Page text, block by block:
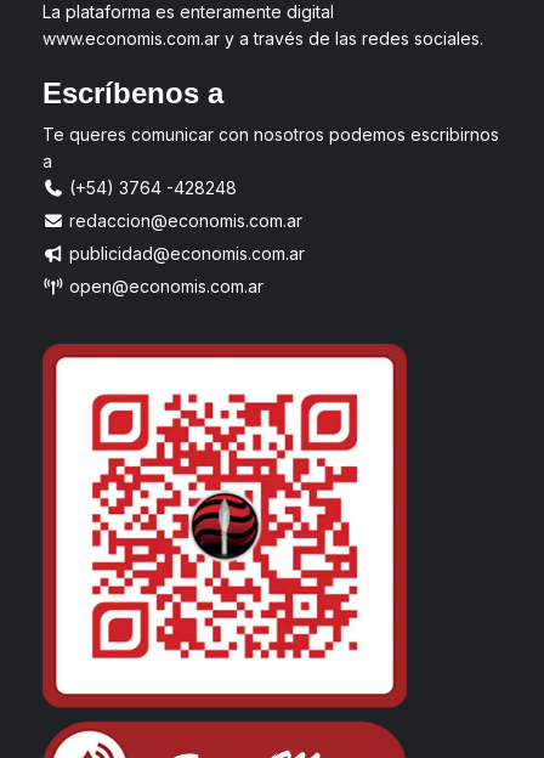
La plataforma es enteramente digital
www.economis.com.ar y a través de las redes sociales.
Escríbenos a
Te queres comunicar con nosotros podemos escribirnos
a
(+54) 3764 -428248
redaccion@economis.com.ar
publicidad@economis.com.ar
open@economis.com.ar